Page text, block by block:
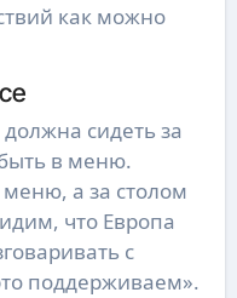
как можно
сидеть за
в меню.
а за столом
что Европа
с
поддерживаем».